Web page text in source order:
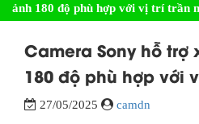
ảnh 180 độ phù hợp với vị trí trần
Camera Sony hỗ trợ
180 độ phù hợp với
27/05/2025 camdn